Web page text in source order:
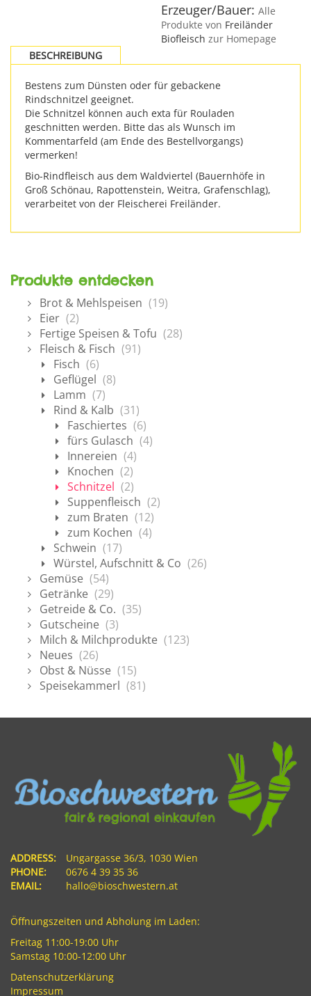
Erzeuger/Bauer:Alle
Produkte von Freiländer
Biofleischzur Homepage
BESCHREIBUNG
Bestens zum Dünsten oder für gebackene
Rindschnitzel geeignet.
Die Schnitzel können auch exta für Rouladen
geschnitten werden. Bitte das als Wunsch im
Kommentarfeld (am Ende des Bestellvorgangs)
vermerken!
Bio-Rindfleisch aus dem Waldviertel (Bauernhöfe in
Groß Schönau, Rapottenstein, Weitra, Grafenschlag),
verarbeitet von der Fleischerei Freiländer.
Produkte entdecken
Brot & Mehlspeisen (19)
Eier (2)
Fertige Speisen & Tofu (28)
Fleisch & Fisch (91)
Fisch (6)
Geflügel (8)
Lamm (7)
Rind & Kalb (31)
Faschiertes (6)
fürs Gulasch (4)
Innereien (4)
Knochen (2)
Schnitzel (2)
Suppenfleisch (2)
zum Braten (12)
zum Kochen (4)
Schwein (17)
Würstel, Aufschnitt & Co (26)
Gemüse (54)
Getränke (29)
Getreide & Co. (35)
Gutscheine (3)
Milch & Milchprodukte (123)
Neues (26)
Obst & Nüsse (15)
Speisekammerl (81)
ADDRESS:
Ungargasse 36/3, 1030 Wien
PHONE:
0676 4 39 35 36
EMAIL:
hallo@bioschwestern.at
Öffnungszeiten und Abholung im Laden:
Freitag 11:00-19:00 Uhr
Samstag 10:00-12:00 Uhr
Datenschutzerklärung
Impressum